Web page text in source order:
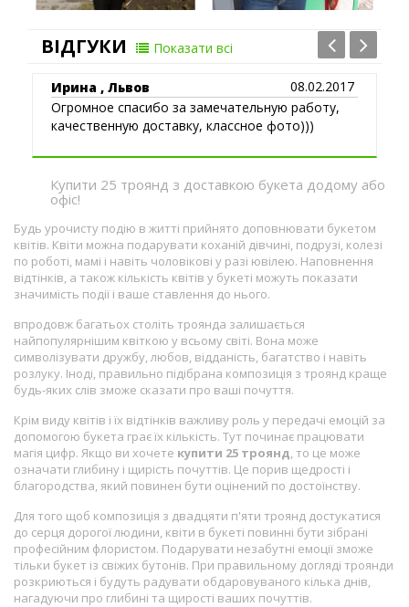
ВІДГУКИ Показати всі
Ирина , Львов
08.02.2017
Огромное спасибо за замечательную работу,
качественную доставку, классное фото)))
Купити 25 троянд з доставкою букета додому або
офіс!
Будь урочисту подію в житті прийнято доповнювати букетом
квітів. Квіти можна подарувати коханій дівчині, подрузі, колезі
по роботі, мамі і навіть чоловікові у разі ювілею. Наповнення
відтінків, а також кількість квітів у букеті можуть показати
значимість події і ваше ставлення до нього.
впродовж багатьох століть троянда залишається
найпопулярнішим квіткою у всьому світі. Вона може
символізувати дружбу, любов, відданість, багатство і навіть
розлуку. Іноді, правильно підібрана композиція з троянд краще
будь-яких слів зможе сказати про ваші почуття.
Крім виду квітів і їх відтінків важливу роль у передачі емоцій за
допомогою букета грає їх кількість. Тут починає працювати
магія цифр. Якщо ви хочете купити 25 троянд , то це може
означати глибину і щирість почуттів. Це порив щедрості і
благородства, який повинен бути оцінений по достоїнству.
Для того щоб композиція з двадцяти п'яти троянд достукатися
до серця дорогої людини, квіти в букеті повинні бути зібрані
професійним флористом. Подарувати незабутні емоції зможе
тільки букет із свіжих бутонів. При правильному догляді троянди
розкриються і будуть радувати обдаровуваного кілька днів,
нагадуючи про глибині та щирості ваших почуттів.